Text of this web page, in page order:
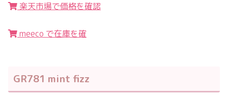
楽天市場で価格を確認
meeco で在庫を確
GR781 mint fizz